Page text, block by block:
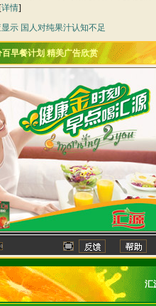
详情]
示 国人对纯果汁认知不足
早餐计划 精美广告欣赏
汇